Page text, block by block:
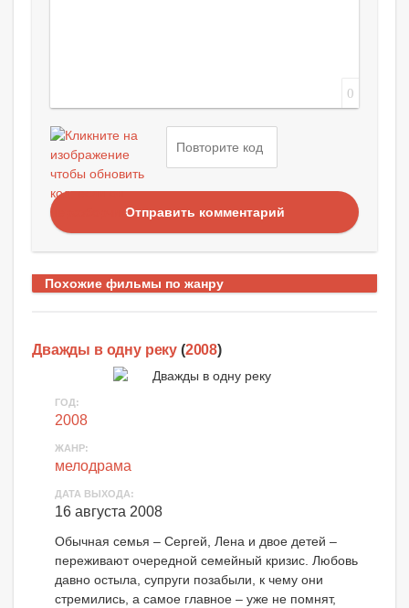
0
Отправить комментарий
Похожие фильмы по жанру
Дважды в одну реку (2008)
ГОД:
2008
ЖАНР:
мелодрама
ДАТА ВЫХОДА:
16 августа 2008
Обычная семья – Сергей, Лена и двое детей –
переживают очередной семейный кризис. Любовь
давно остыла, супруги позабыли, к чему они
стремились, а самое главное – уже не помнят,